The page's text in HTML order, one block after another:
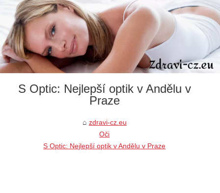
S Optic: Nejlepší optik v Andělu v
Praze
zdravi-cz.eu
Oči
S Optic: Nejlepší optik v Andělu v Praze